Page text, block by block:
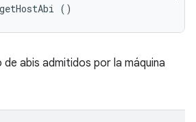
getHostAbi ()
de abis admitidos por la máquina